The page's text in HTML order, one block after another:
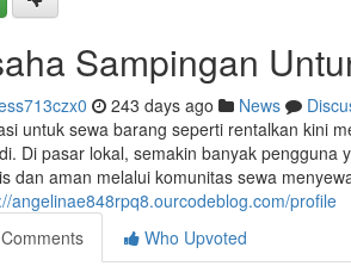
Sampingan
243 days ago News
untuk sewa barang seperti rentalkan kini
Di pasar lokal, semakin banyak
dan aman melalui komunitas sewa
angelinae848rpq8.ourcodeblog.com/profile
Comments
Who Upvoted